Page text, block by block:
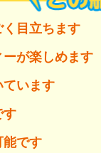
目立ちます
が楽しめます
ています
す
能です